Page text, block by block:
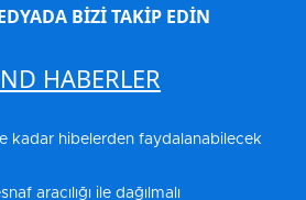
BİZİ TAKİP EDİN
HABERLER
kadar hibelerden faydalanabilecek
aracılığı ile dağılmalı